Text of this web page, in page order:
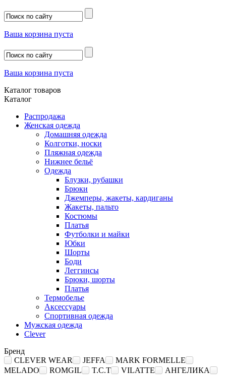
Ваша корзина пуста
Ваша корзина пуста
Каталог товаров
Каталог
Распродажа
Женская одежда
Домашняя одежда
Колготки, носки
Пляжная одежда
Нижнее бельё
Одежда
Блузки, рубашки
Брюки
Джемперы, жакеты, кардиганы
Жакеты, пальто
Костюмы
Платья
Футболки и майки
Юбки
Шорты
Боди
Леггинсы
Брюки, шорты
Платья
Термобелье
Аксессуары
Спортивная одежда
Мужская одежда
Clever
Бренд
CLEVER WEAR
JEFFA
MARK FORMELLE
MELADO
ROMGIL T.C.T VILATTE
АНГЕЛИКА